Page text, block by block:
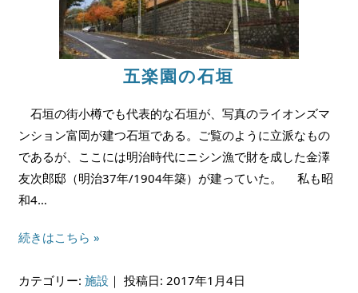
五楽園の石垣
石垣の街小樽でも代表的な石垣が、写真のライオンズマ
ンション富岡が建つ石垣である。ご覧のように立派なもの
であるが、ここには明治時代にニシン漁で財を成した金澤
友次郎邸（明治37年/1904年築）が建っていた。 私も昭
和4…
続きはこちら »
カテゴリー:施設 ｜投稿日: 2017年1月4日